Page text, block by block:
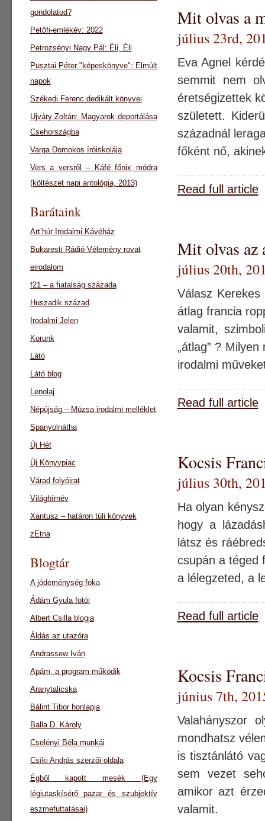
Mit olvas a
július 23rd,
Eva Agnel
semmit nem
éretségizettek
született.
századnál
főként nő,
Read full article
Mit olvas az
július 20th,
Válasz
átlag francia
valamit,
„átlag” ?
irodalmi
Read full article
Kocsis
július 30th,
Ha olyan
hogy a
látsz és
csupán a téged
a lélegzeted, a
Read full article
Kocsis
június 7th,
Valahányszor
mondhatsz
is tisztánlátó
sem vezet
amikor azt
valamit.
gondolatod?
Petőfi-emlékév: 2022
Petrozsényi Nagy Pál: Éli, Éli
Pusztai Péter "képeskönyve": Elmúlt
napok
Székedi Ferenc dedikált könyvei
Ujváry Zoltán: Magyarok deportálása
Csehországba
Varga Domokos íróiskolája
Vers a versről – Káfé főnix módra
(költészet napi antológia, 2013)
Barátaink
Art’húr Irodalmi Kávéház
Bukaresti Rádió Vélemény rovat
eirodalom
f21 – a fiatalság százada
Huszadik század
Irodalmi Jelen
Korunk
Látó
Látó blog
Lenolaj
Népújság – Múzsa irodalmi melléklet
Spanyolnátha
Új Hét
Új Könyvpiac
Várad folyóirat
Világhírnév
Xantusz – határon túli könyvek
zEtna
Blogtár
A jódeménység foka
Ádám Gyula fotói
Albert Csilla blogja
Áldás az utazóra
Andrassew Iván
Apám, a program működik
Aranytalicska
Bálint Tibor honlapja
Balla D. Károly
Cselényi Béla munkái
Csíki András szerzői oldala
Égből kapott mesék (Egy
légiutaskísérő pazar és szubjektív
eszmefuttatásai)